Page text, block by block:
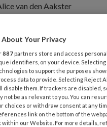
van den Aakster
den Aakster
zorg aan
geriatrische
zien.
About Your Privacy
887 partners store and access
identifiers, on your device. Selecting
to support the purposes
data to provide. Selecting Reject
disable them. If trackers are disabled,
not be as relevant to you. You can
choices or withdraw consent at any
link on the bottom of the
within our Website. For more details,